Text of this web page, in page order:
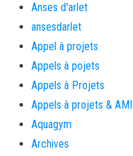
Anses d'arlet
ansesdarlet
Appel à projets
Appels à pojets
Appels à Projets
Appels à projets & AMI
Aquagym
Archives